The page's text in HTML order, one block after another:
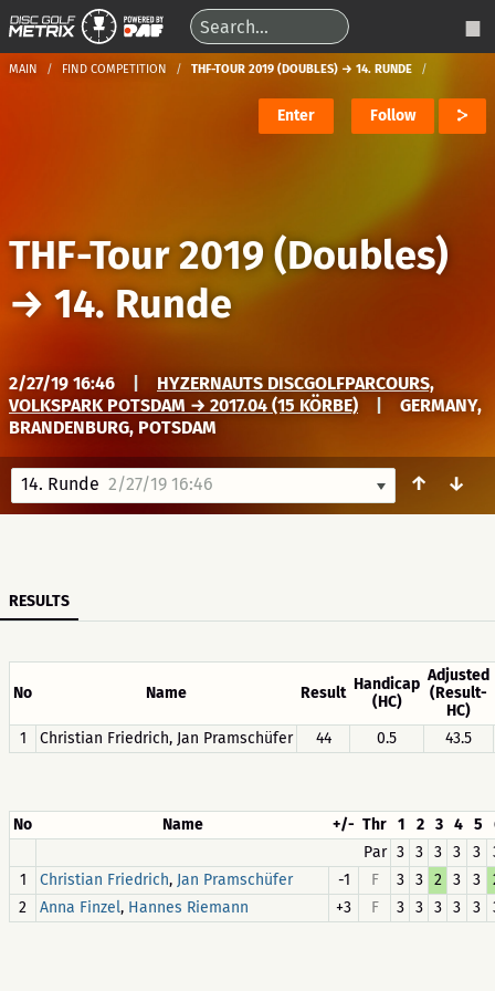
MAIN FIND COMPETITION THF-TOUR 2019 (DOUBLES) → 14. RUNDE
Enter Follow
THF-Tour 2019 (Doubles)
→ 14. Runde
2/27/19 16:46
HYZERNAUTS DISCGOLFPARCOURS,
VOLKSPARK POTSDAM → 2017.04 (15 KÖRBE)
GERMANY,
BRANDENBURG, POTSDAM
14. Runde 2/27/19 16:46 ↑ ↓
RESULTS
No Name Result Handicap
(HC)
Adjusted
(Result-
HC)
1
Christian Friedrich, Jan Pramschüfer 44 0.5 43.5
No Name +/- Thr 1 2 3 4 5
Par 3 3 3 3 3
1
Christian Friedrich, Jan Pramschüfer -1 F 3 3 2 3 3
2
Anna Finzel, Hannes Riemann +3 F 3 3 3 3 3